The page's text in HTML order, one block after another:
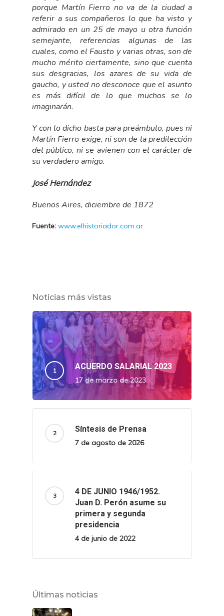
porque Martín Fierro no va de la ciudad a
referir a sus compañeros lo que ha visto y
admirado en un 25 de mayo u otra función
semejante, referencias algunas de las
cuales, como el Fausto y varias otras, son de
mucho mérito ciertamente, sino que cuenta
sus desgracias, los azares de su vida de
gaucho, y usted no desconoce que el asunto
es más difícil de lo que muchos se lo
imaginarán.
Y con lo dicho basta para preámbulo, pues ni
Martín Fierro exige, ni son de la predilección
del público, ni se avienen con el carácter de
su verdadero amigo.
José Hernández
Buenos Aires, diciembre de 1872
Fuente: www.elhistoriador.com.ar
Noticias más vistas
ACUERDO SALARIAL 2023
17 de marzo de 2023
Síntesis de Prensa
7 de agosto de 2026
4 DE JUNIO 1946/1952.
Juan D. Perón asume su
primera y segunda
presidencia
4 de junio de 2022
Últimas noticias